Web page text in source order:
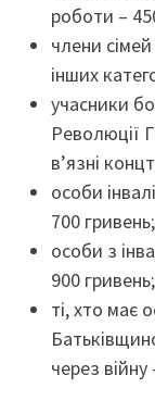
роботи –
члени
інших
учасники
Революції
вʼязні
особи
700 гривень;
особи з
900 гривень;
ті, хто має
через